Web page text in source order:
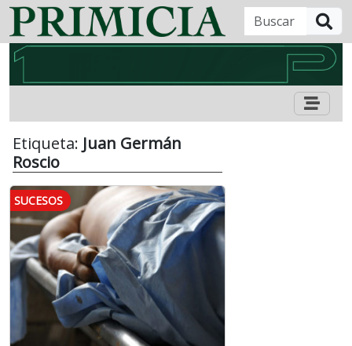
Etiqueta: Juan Germán
Roscio
SUCESOS